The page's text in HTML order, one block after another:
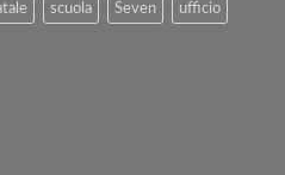
scuola Seven ufficio